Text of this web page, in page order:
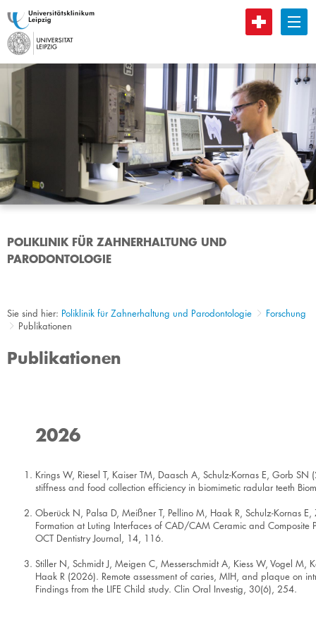
B
POLIKLINIK FÜR ZAHNERHALTUNG UND
PARODONTOLOGIE
Sie sind hier: Poliklinik für Zahnerhaltung und Parodontologie
Forschung
Publikationen
Publikationen